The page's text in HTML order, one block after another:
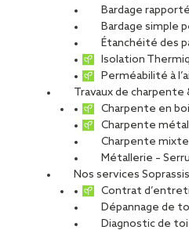
Bardage rapporté
Bardage simple
Étanchéité des
Isolation
Perméabilité à
Travaux de
Charpente en
Charpente
Charpente
Métallerie –
Nos services
Contrat
Dépannage de
Diagnostic de
Longtemps utilisé dans la
raison de sa résistance mécanique
aujourd’hui considéré comme un
Une personne fréquemment